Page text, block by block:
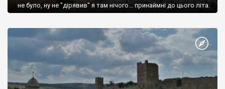
не було, ну не "дірявив" я там нічого... принаймні до цього літа.